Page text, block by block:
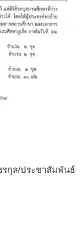
กุล/ประชาสัมพันธ์